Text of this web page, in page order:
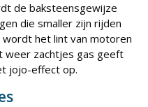
de baksteensgewijze
die smaller zijn rijden
het lint van motoren
weer zachtjes gas geeft
jojo-effect op.